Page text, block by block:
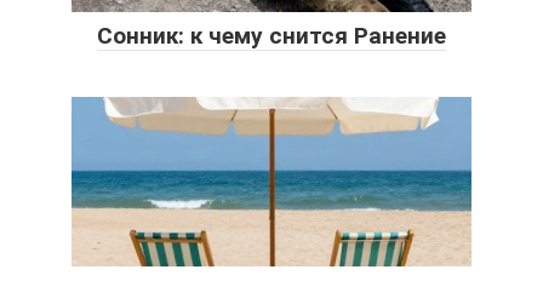
Сонник: к чему снится Ранение